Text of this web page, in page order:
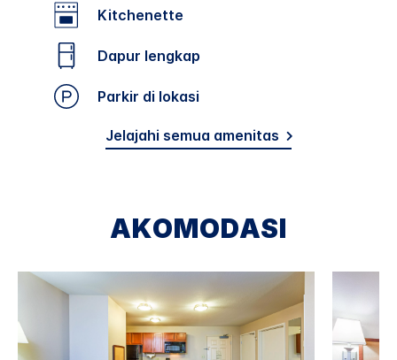
Kitchenette
Dapur lengkap
Parkir di lokasi
Jelajahi semua amenitas
AKOMODASI